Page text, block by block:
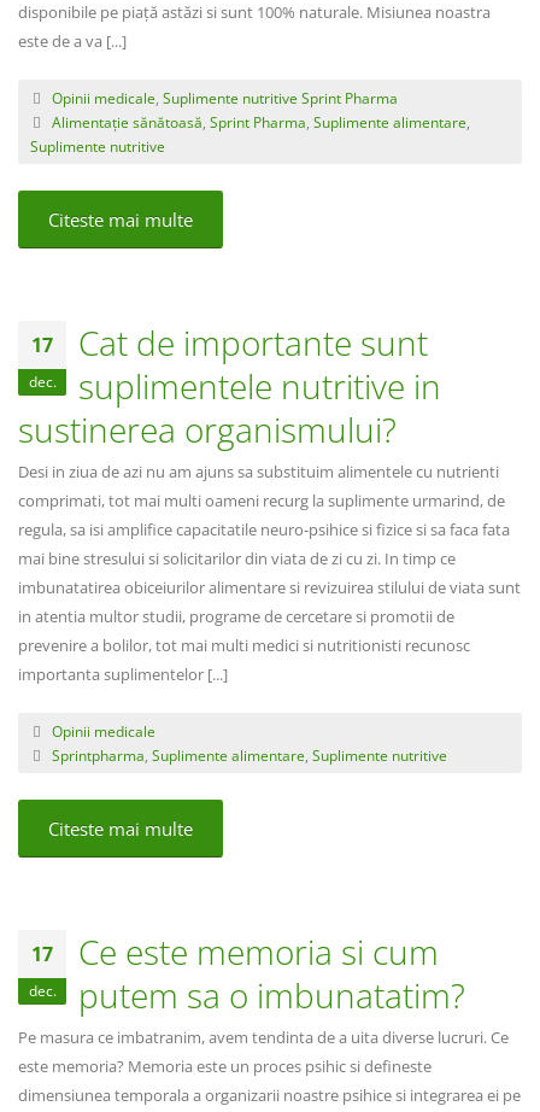
disponibile pe piață astăzi si sunt 100% naturale. Misiunea noastra
este de a va [...]
Opinii medicale Suplimente nutritive Sprint Pharma
Alimentație sănătoasă Sprint Pharma Suplimente alimentare
Suplimente nutritive
Citeste mai multe
17
dec.
Cat de importante sunt
suplimentele nutritive in
sustinerea organismului?
Desi in ziua de azi nu am ajuns sa substituim alimentele cu nutrienti
comprimati, tot mai multi oameni recurg la suplimente urmarind, de
regula, sa isi amplifice capacitatile neuro-psihice si fizice si sa faca fata
mai bine stresului si solicitarilor din viata de zi cu zi. In timp ce
imbunatatirea obiceiurilor alimentare si revizuirea stilului de viata sunt
in atentia multor studii, programe de cercetare si promotii de
prevenire a bolilor, tot mai multi medici si nutritionisti recunosc
importanta suplimentelor [...]
Opinii medicale
Sprintpharma Suplimente alimentare Suplimente nutritive
Citeste mai multe
17
dec.
Ce este memoria si cum
putem sa o imbunatatim?
Pe masura ce imbatranim, avem tendinta de a uita diverse lucruri. Ce
este memoria? Memoria este un proces psihic si defineste
dimensiunea temporala a organizarii noastre psihice si integrarea ei pe